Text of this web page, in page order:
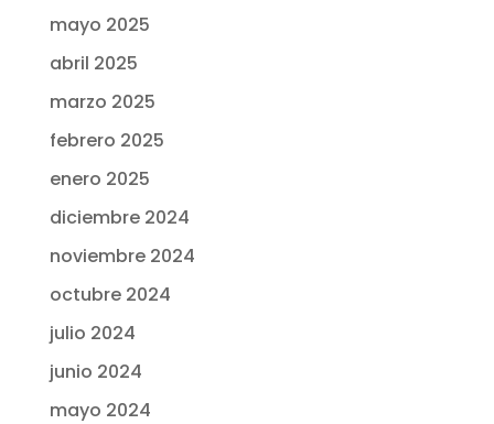
mayo 2025
abril 2025
marzo 2025
febrero 2025
enero 2025
diciembre 2024
noviembre 2024
octubre 2024
julio 2024
junio 2024
mayo 2024